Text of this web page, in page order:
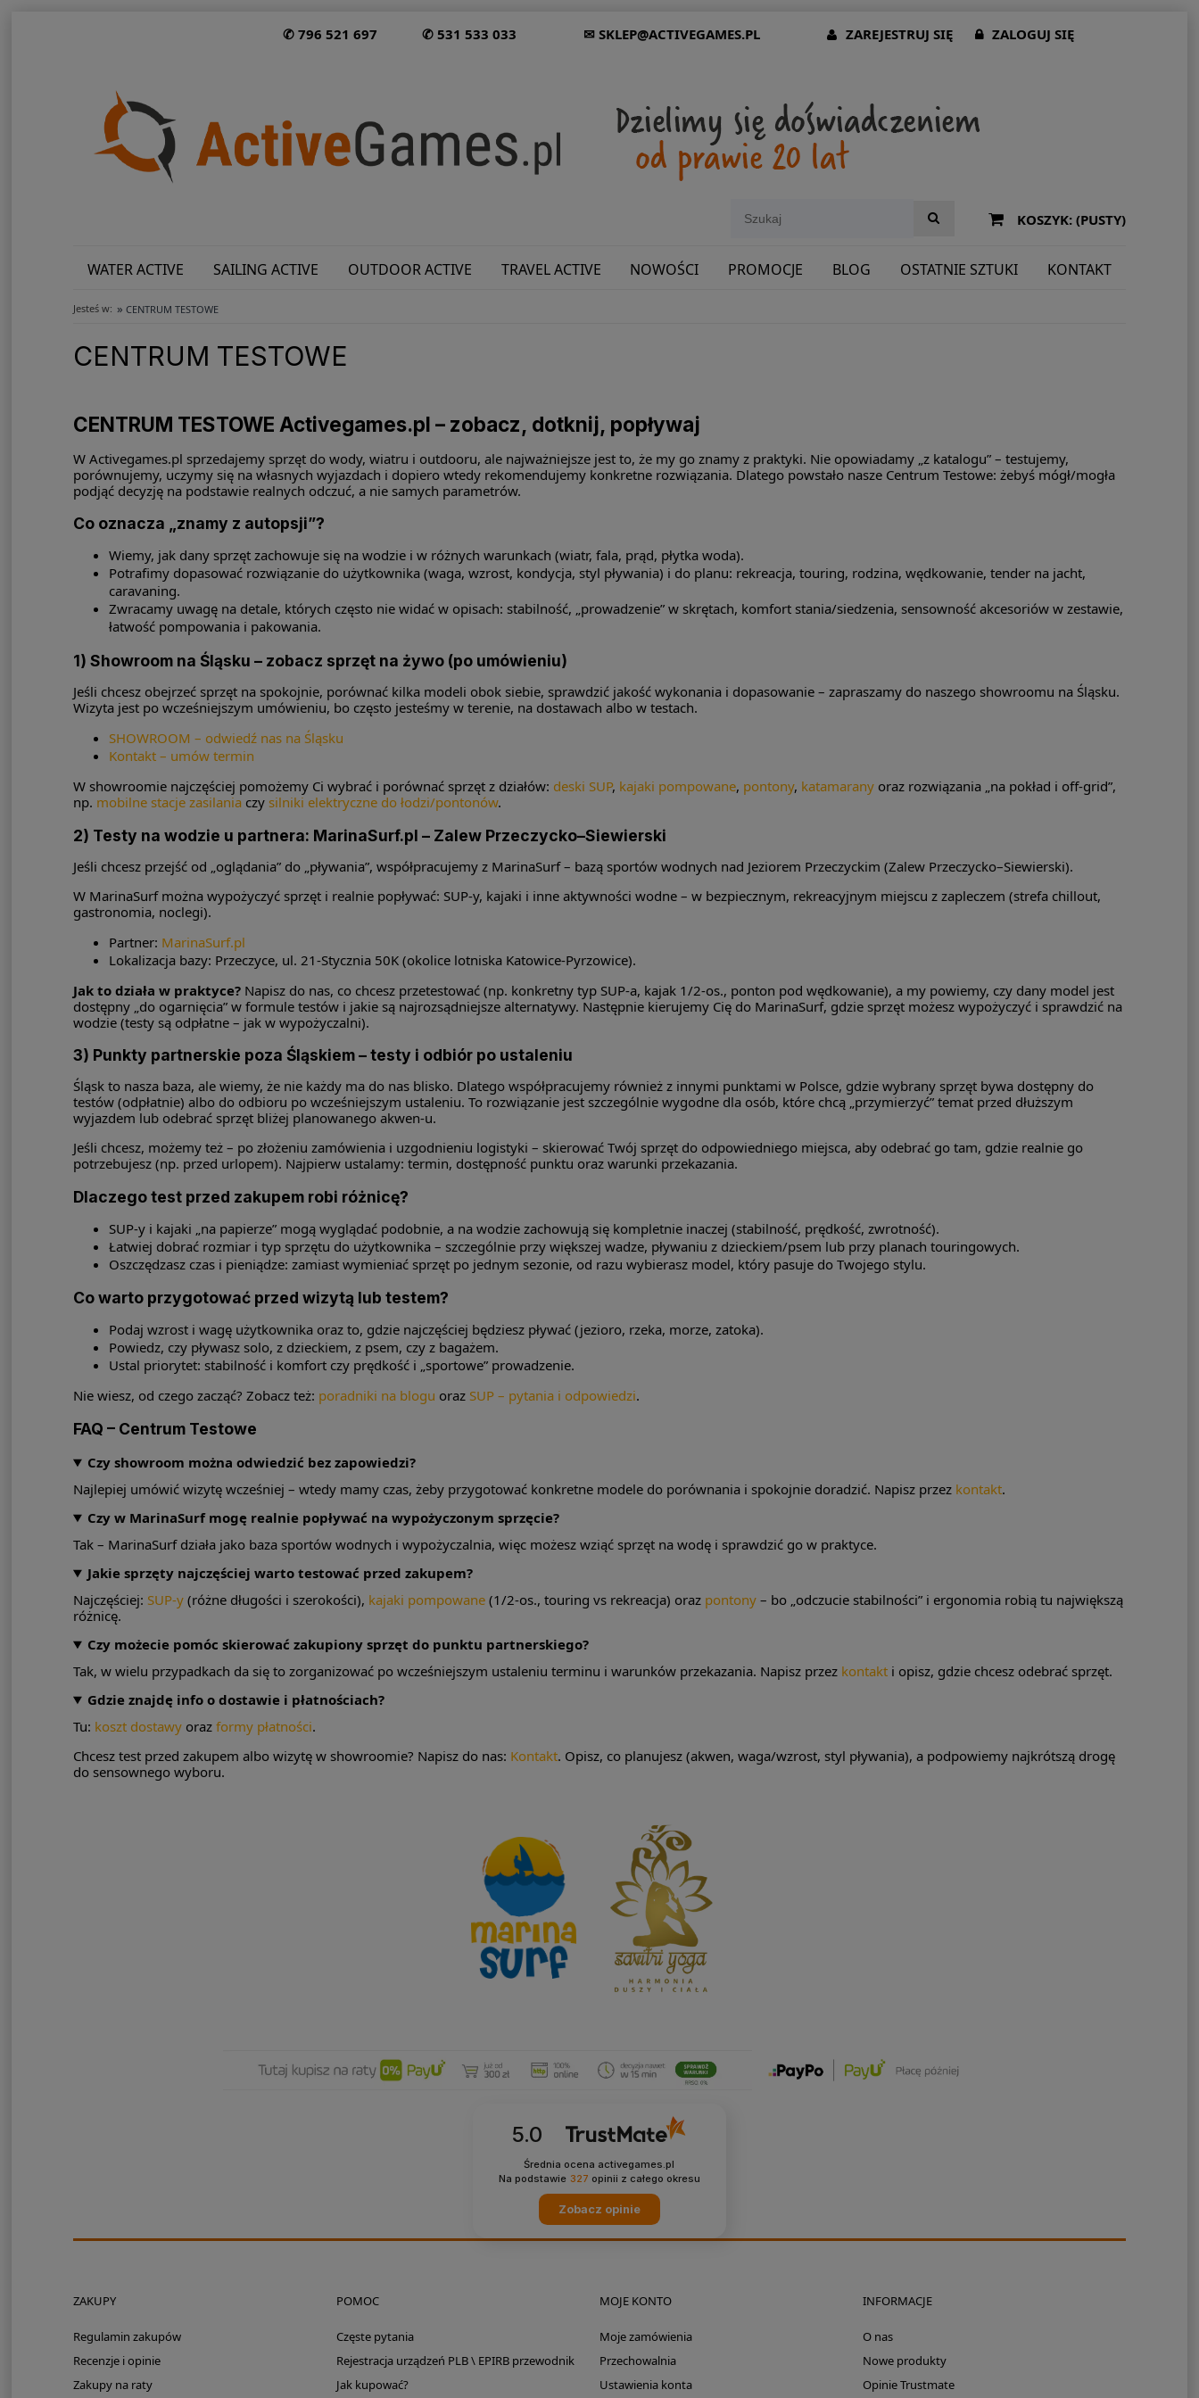
✆ 796 521 697 ✆ 531 533 033 ✉ SKLEP@ACTIVEGAMES.PL ZAREJESTRUJ SIĘ ZALOGUJ SIĘ
KOSZYK: (PUSTY)
WATER ACTIVE SAILING ACTIVE OUTDOOR ACTIVE TRAVEL ACTIVE NOWOŚCI PROMOCJE BLOG OSTATNIE SZTUKI KONTAKT
Jesteś w: » CENTRUM TESTOWE
CENTRUM TESTOWE
CENTRUM TESTOWE Activegames.pl – zobacz, dotknij, popływaj
W Activegames.pl sprzedajemy sprzęt do wody, wiatru i outdooru, ale najważniejsze jest to, że my go znamy z praktyki. Nie opowiadamy „z katalogu” – testujemy,
porównujemy, uczymy się na własnych wyjazdach i dopiero wtedy rekomendujemy konkretne rozwiązania. Dlatego powstało nasze Centrum Testowe: żebyś mógł/mogła
podjąć decyzję na podstawie realnych odczuć, a nie samych parametrów.
Co oznacza „znamy z autopsji”?
Wiemy, jak dany sprzęt zachowuje się na wodzie i w różnych warunkach (wiatr, fala, prąd, płytka woda).
Potrafimy dopasować rozwiązanie do użytkownika (waga, wzrost, kondycja, styl pływania) i do planu: rekreacja, touring, rodzina, wędkowanie, tender na jacht,
caravaning.
Zwracamy uwagę na detale, których często nie widać w opisach: stabilność, „prowadzenie” w skrętach, komfort stania/siedzenia, sensowność akcesoriów w zestawie,
łatwość pompowania i pakowania.
1) Showroom na Śląsku – zobacz sprzęt na żywo (po umówieniu)
Jeśli chcesz obejrzeć sprzęt na spokojnie, porównać kilka modeli obok siebie, sprawdzić jakość wykonania i dopasowanie – zapraszamy do naszego showroomu na Śląsku.
Wizyta jest po wcześniejszym umówieniu, bo często jesteśmy w terenie, na dostawach albo w testach.
SHOWROOM – odwiedź nas na Śląsku
Kontakt – umów termin
W showroomie najczęściej pomożemy Ci wybrać i porównać sprzęt z działów: deski SUP, kajaki pompowane, pontony, katamaranyoraz rozwiązania „na pokład i off-grid”,
np. mobilne stacje zasilaniaczy silniki elektryczne do łodzi/pontonów.
2) Testy na wodzie u partnera: MarinaSurf.pl – Zalew Przeczycko–Siewierski
Jeśli chcesz przejść od „oglądania” do „pływania”, współpracujemy z MarinaSurf – bazą sportów wodnych nad Jeziorem Przeczyckim (Zalew Przeczycko–Siewierski).
W MarinaSurf można wypożyczyć sprzęt i realnie popływać: SUP-y, kajaki i inne aktywności wodne – w bezpiecznym, rekreacyjnym miejscu z zapleczem (strefa chillout,
gastronomia, noclegi).
Partner: MarinaSurf.pl
Lokalizacja bazy: Przeczyce, ul. 21-Stycznia 50K (okolice lotniska Katowice-Pyrzowice).
Jak to działa w praktyce?Napisz do nas, co chcesz przetestować (np. konkretny typ SUP-a, kajak 1/2-os., ponton pod wędkowanie), a my powiemy, czy dany model jest
dostępny „do ogarnięcia” w formule testów i jakie są najrozsądniejsze alternatywy. Następnie kierujemy Cię do MarinaSurf, gdzie sprzęt możesz wypożyczyć i sprawdzić na
wodzie (testy są odpłatne – jak w wypożyczalni).
3) Punkty partnerskie poza Śląskiem – testy i odbiór po ustaleniu
Śląsk to nasza baza, ale wiemy, że nie każdy ma do nas blisko. Dlatego współpracujemy również z innymi punktami w Polsce, gdzie wybrany sprzęt bywa dostępny do
testów (odpłatnie) albo do odbioru po wcześniejszym ustaleniu. To rozwiązanie jest szczególnie wygodne dla osób, które chcą „przymierzyć” temat przed dłuższym
wyjazdem lub odebrać sprzęt bliżej planowanego akwen-u.
Jeśli chcesz, możemy też – po złożeniu zamówienia i uzgodnieniu logistyki – skierować Twój sprzęt do odpowiedniego miejsca, aby odebrać go tam, gdzie realnie go
potrzebujesz (np. przed urlopem). Najpierw ustalamy: termin, dostępność punktu oraz warunki przekazania.
Dlaczego test przed zakupem robi różnicę?
SUP-y i kajaki „na papierze” mogą wyglądać podobnie, a na wodzie zachowują się kompletnie inaczej (stabilność, prędkość, zwrotność).
Łatwiej dobrać rozmiar i typ sprzętu do użytkownika – szczególnie przy większej wadze, pływaniu z dzieckiem/psem lub przy planach touringowych.
Oszczędzasz czas i pieniądze: zamiast wymieniać sprzęt po jednym sezonie, od razu wybierasz model, który pasuje do Twojego stylu.
Co warto przygotować przed wizytą lub testem?
Podaj wzrost i wagę użytkownika oraz to, gdzie najczęściej będziesz pływać (jezioro, rzeka, morze, zatoka).
Powiedz, czy pływasz solo, z dzieckiem, z psem, czy z bagażem.
Ustal priorytet: stabilność i komfort czy prędkość i „sportowe” prowadzenie.
Nie wiesz, od czego zacząć? Zobacz też: poradniki na blogu oraz SUP – pytania i odpowiedzi.
FAQ – Centrum Testowe
Czy showroom można odwiedzić bez zapowiedzi?
Najlepiej umówić wizytę wcześniej – wtedy mamy czas, żeby przygotować konkretne modele do porównania i spokojnie doradzić. Napisz przez kontakt.
Czy w MarinaSurf mogę realnie popływać na wypożyczonym sprzęcie?
Tak – MarinaSurf działa jako baza sportów wodnych i wypożyczalnia, więc możesz wziąć sprzęt na wodę i sprawdzić go w praktyce.
Jakie sprzęty najczęściej warto testować przed zakupem?
Najczęściej: SUP-y(różne długości i szerokości), kajaki pompowane(1/2-os., touring vs rekreacja) oraz pontony– bo „odczucie stabilności” i ergonomia robią tu największą
różnicę.
Czy możecie pomóc skierować zakupiony sprzęt do punktu partnerskiego?
Tak, w wielu przypadkach da się to zorganizować po wcześniejszym ustaleniu terminu i warunków przekazania. Napisz przez kontakti opisz, gdzie chcesz odebrać sprzęt.
Gdzie znajdę info o dostawie i płatnościach?
Tu: koszt dostawyoraz formy płatności.
Chcesz test przed zakupem albo wizytę w showroomie? Napisz do nas: Kontakt. Opisz, co planujesz (akwen, waga/wzrost, styl pływania), a podpowiemy najkrótszą drogę
do sensownego wyboru.
5.0
Średnia ocena activegames.pl
Na podstawie 327 opinii z całego okresu
Zobacz opinie
ZAKUPY
Regulamin zakupów
Recenzje i opinie
Zakupy na raty
POMOC
Częste pytania
Rejestracja urządzeń PLB \ EPIRB przewodnik
Jak kupować?
MOJE KONTO
Moje zamówienia
Przechowalnia
Ustawienia konta
INFORMACJE
O nas
Nowe produkty
Opinie Trustmate